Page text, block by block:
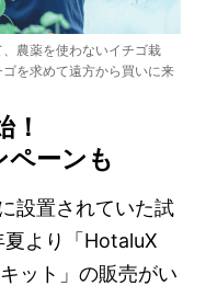
、農薬を使わないイチゴ栽
を求めて遠方から買いに来
！
ペーンも
設置されていた試
より「HotaluX
ット」の販売がい